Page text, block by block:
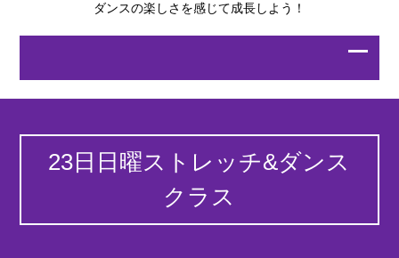
ダンスの楽しさを感じて成長しよう！
23日日曜ストレッチ&ダンス
クラス